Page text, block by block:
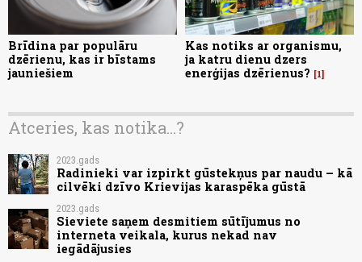
Brīdina par populāru
dzērienu, kas ir bīstams
jauniešiem
Kas notiks ar organismu,
ja katru dienu dzers
enerģijas dzērienus?
1
Atceries, kas notika...?
2023.gads
Radinieki var izpirkt gūstekņus par naudu – kā
cilvēki dzīvo Krievijas karaspēka gūstā
2023.gads
Sieviete saņem desmitiem sūtījumus no
interneta veikala, kurus nekad nav
iegādājusies